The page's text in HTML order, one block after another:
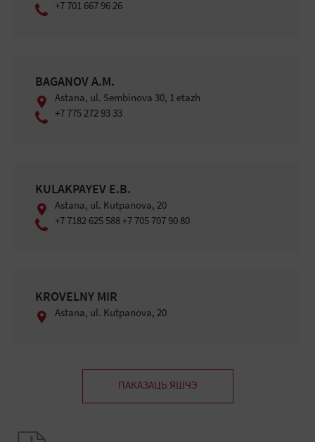
+7 701 667 96 26
BAGANOV A.M.
Astana, ul. Sembinova 30, 1 etazh
+7 775 272 93 33
KULAKPAYEV E.B.
Astana, ul. Kutpanova, 20
+7 7182 625 588 +7 705 707 90 80
KROVELNY MIR
Astana, ul. Kutpanova, 20
ПАКАЗАЦЬ ЯШЧЭ